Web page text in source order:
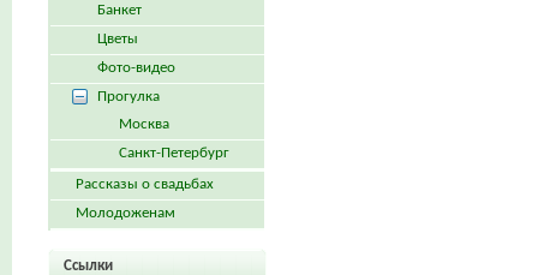
Банкет
Цветы
Фото-видео
Прогулка
Москва
Санкт-Петербург
Рассказы о свадьбах
Молодоженам
Ссылки